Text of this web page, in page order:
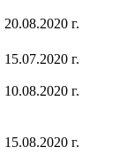
20.08.2020 г.
15.07.2020 г.
10.08.2020 г.
15.08.2020 г.